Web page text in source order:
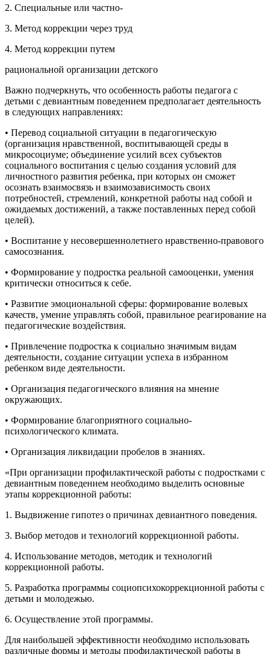
2. Специальные или частно-
3. Метод коррекции через труд
4. Метод коррекции путем
рациональной организации детского
Важно подчеркнуть, что особенность работы педагога с
детьми с девиантным поведением предполагает деятельность
в следующих направлениях:
• Перевод социальной ситуации в педагогическую
(организация нравственной, воспитывающей среды в
микросоциуме; объединение усилий всех субъектов
социального воспитания с целью создания условий для
личностного развития ребенка, при которых он сможет
осознать взаимосвязь и взаимозависимость своих
потребностей, стремлений, конкретной работы над собой и
ожидаемых достижений, а также поставленных перед собой
целей).
• Воспитание у несовершеннолетнего нравственно-правового
самосознания.
• Формирование у подростка реальной самооценки, умения
критически относиться к себе.
• Развитие эмоциональной сферы: формирование волевых
качеств, умение управлять собой, правильное реагирование на
педагогические воздействия.
• Привлечение подростка к социально значимым видам
деятельности, создание ситуации успеха в избранном
ребенком виде деятельности.
• Организация педагогического влияния на мнение
окружающих.
• Формирование благоприятного социально-
психологического климата.
• Организация ликвидации пробелов в знаниях.
«При организации профилактической работы с подростками с
девиантным поведением необходимо выделить основные
этапы коррекционной работы:
1. Выдвижение гипотез о причинах девиантного поведения.
3. Выбор методов и технологий коррекционной работы.
4. Использование методов, методик и технологий
коррекционной работы.
5. Разработка программы социопсихокоррекционной работы с
детьми и молодежью.
6. Осуществление этой программы.
Для наибольшей эффективности необходимо использовать
различные формы и методы профилактической работы в